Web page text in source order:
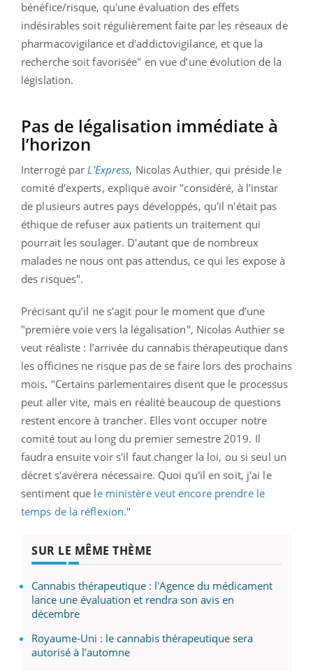
bénéfice/risque, qu'une évaluation des effets
indésirables soit régulièrement faite par les réseaux de
pharmacovigilance et d'addictovigilance, et que la
recherche soit favorisée" en vue d’une évolution de la
législation.
Pas de légalisation immédiate à
l’horizon
Interrogé par L’Express, Nicolas Authier, qui préside le
comité d’experts, explique avoir "considéré, à l’instar
de plusieurs autres pays développés, qu'il n'était pas
éthique de refuser aux patients un traitement qui
pourrait les soulager. D'autant que de nombreux
malades ne nous ont pas attendus, ce qui les expose à
des risques".
Précisant qu’il ne s’agit pour le moment que d’une
"première voie vers la légalisation", Nicolas Authier se
veut réaliste : l’arrivée du cannabis thérapeutique dans
les officines ne risque pas de se faire lors des prochains
mois. "Certains parlementaires disent que le processus
peut aller vite, mais en réalité beaucoup de questions
restent encore à trancher. Elles vont occuper notre
comité tout au long du premier semestre 2019. Il
faudra ensuite voir s'il faut changer la loi, ou si seul un
décret s'avérera nécessaire. Quoi qu'il en soit, j'ai le
sentiment que le ministère veut encore prendre le
temps de la réflexion."
SUR LE MÊME THÈME
Cannabis thérapeutique : l'Agence du médicament
lance une évaluation et rendra son avis en
décembre
Royaume-Uni : le cannabis thérapeutique sera
autorisé à l’automne